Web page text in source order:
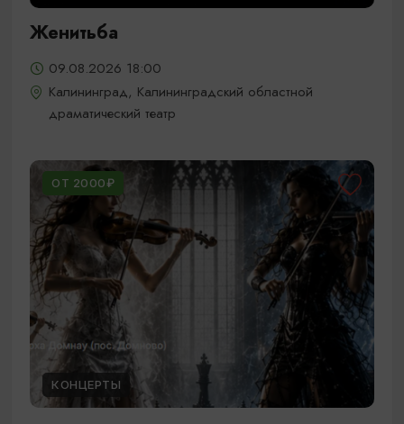
Женитьба
09.08.2026 18:00
Калининград, Калининградский областной
драматический театр
ОТ 2000₽
КОНЦЕРТЫ